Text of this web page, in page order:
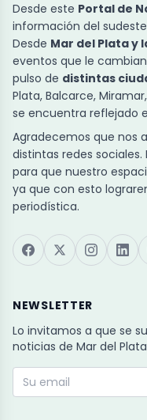
Desde este Portal de
información del
Desde Mar del Plata y
eventos que le
pulso de distintas
Plata, Balcarce,
se encuentra reflejado
Agradecemos que nos
distintas redes
para que nuestro
ya que con esto
periodística.
NEWSLETTER
Lo invitamos a que se
noticias de Mar del